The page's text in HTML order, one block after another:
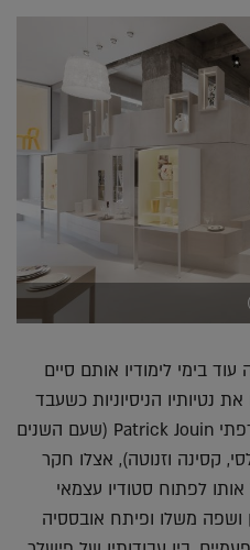
בימי לימודיו אותם סיים
את נטיותיו הניסיוניות כשעבד
לצדו של המעצב התעשייתי הצרפתי Patrick Jouin (שעם השנים
קסינה וזנוטה), אצלו חקר
אותו לפתוח סטודיו עצמאי
ושפה משלו ופיתח אובססיה